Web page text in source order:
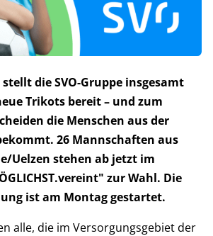
die SVO-Gruppe insgesamt
Trikots bereit – und zum
die Menschen aus der
26 Mannschaften aus
Uelzen stehen ab jetzt im
zur Wahl. Die
ist am Montag gestartet.
alle, die im Versorgungsgebiet der